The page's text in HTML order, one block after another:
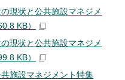
現状と公共施設マネジメ
KB）
現状と公共施設マネジメ
KB）
施設マネジメント特集